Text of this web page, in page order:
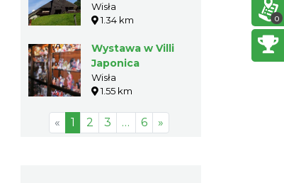
Krzyża Świętego
w Wiśle Głębcach
Wisła
1.34 km
Wystawa w Villi
Japonica
Wisła
1.55 km
« 1 2 3 … 6 »
0